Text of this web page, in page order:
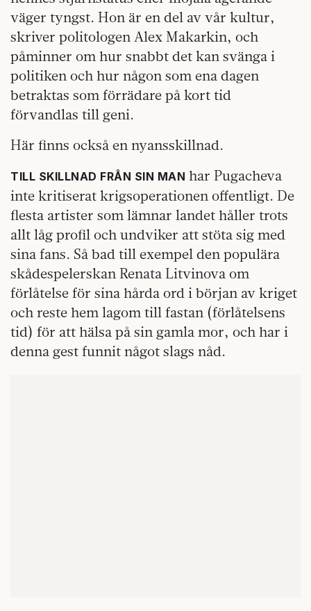
väger tyngst. Hon är en del av vår kultur,
skriver politologen Alex Makarkin, och
påminner om hur snabbt det kan svänga i
politiken och hur någon som ena dagen
betraktas som förrädare på kort tid
förvandlas till geni.
Här finns också en nyansskillnad.
TILL SKILLNAD FRÅN SIN MAN har Pugacheva
inte kritiserat krigsoperationen offentligt. De
flesta artister som lämnar landet håller trots
allt låg profil och undviker att stöta sig med
sina fans. Så bad till exempel den populära
skådespelerskan Renata Litvinova om
förlåtelse för sina hårda ord i början av kriget
och reste hem lagom till fastan (förlåtelsens
tid) för att hälsa på sin gamla mor, och har i
denna gest funnit något slags nåd.